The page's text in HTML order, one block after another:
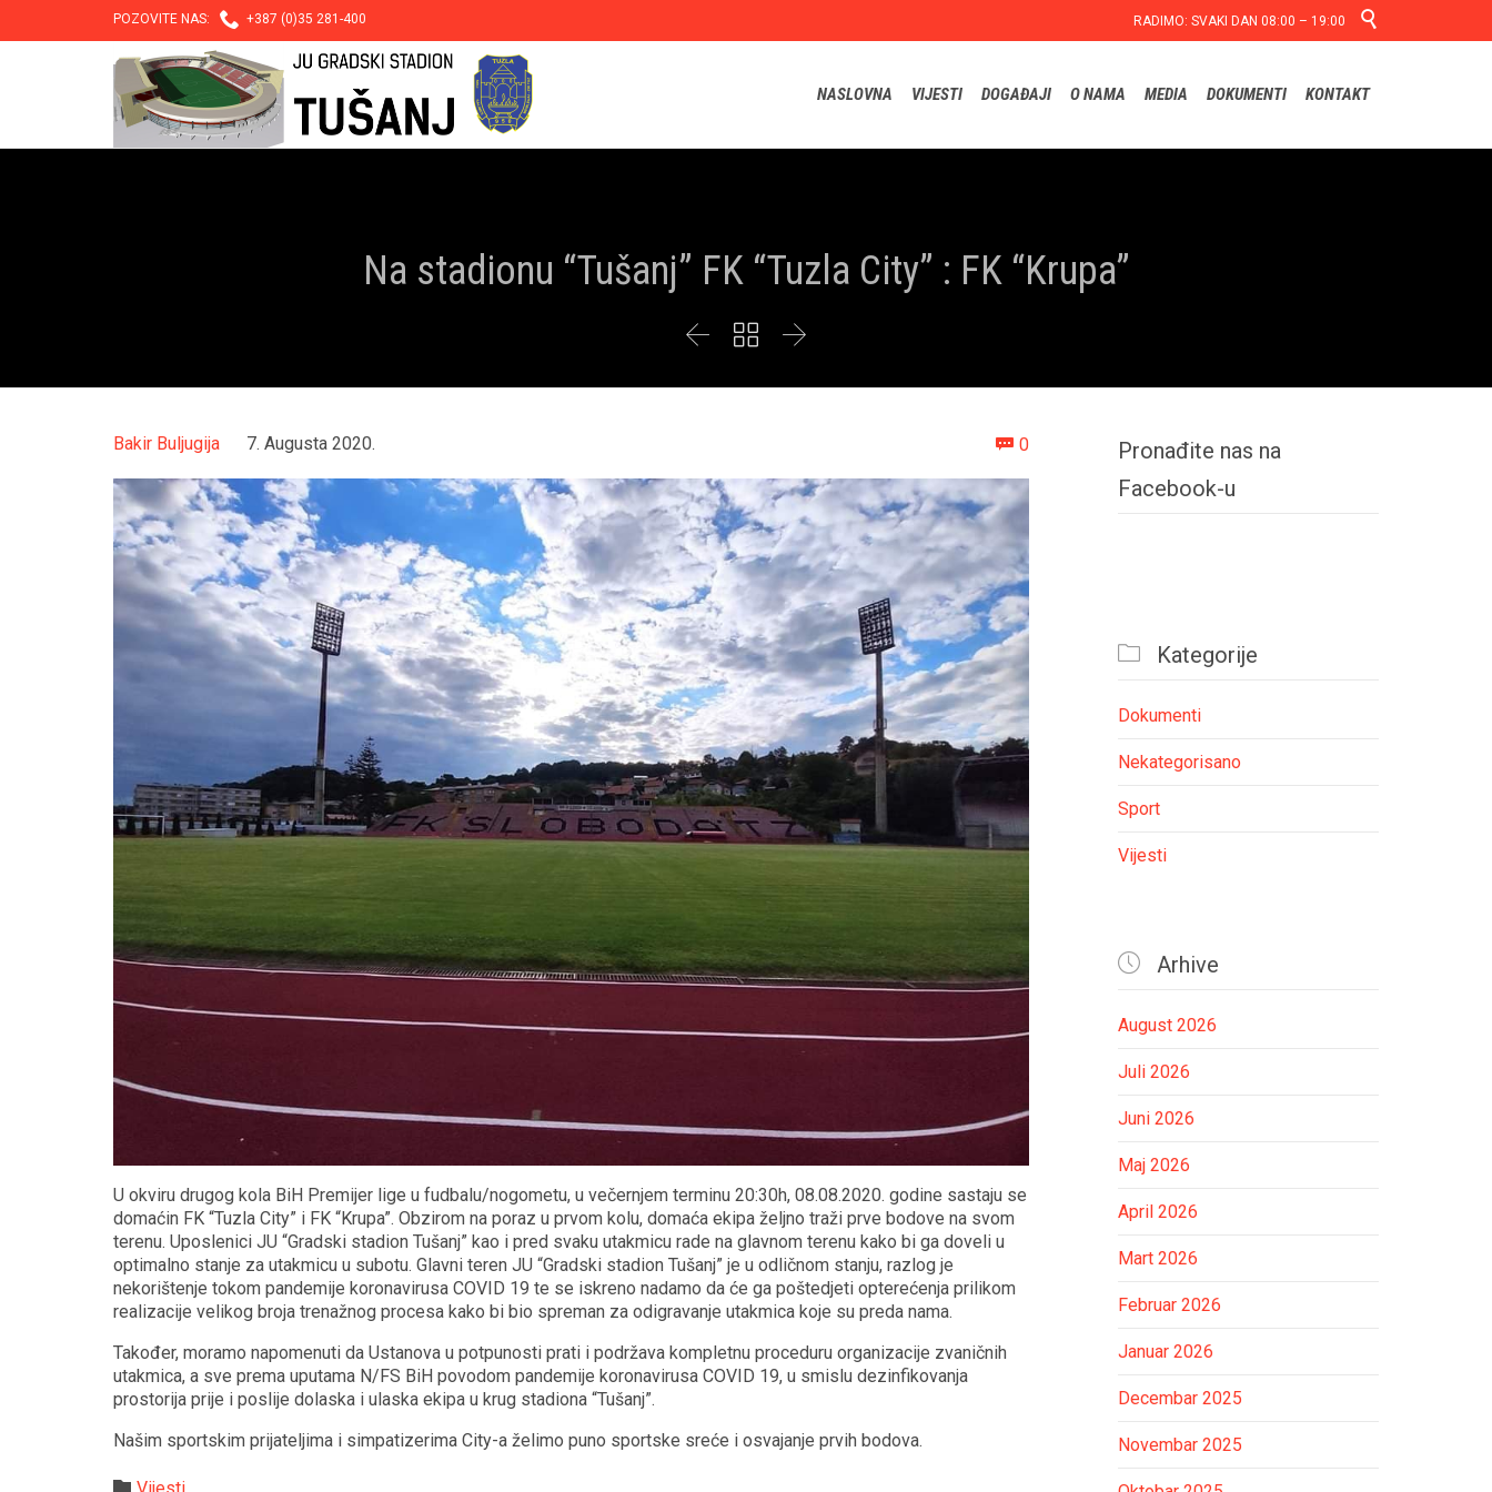
POZOVITE NAS:  +387 (0)35 281-400 RADIMO: SVAKI DAN 08:00 – 19:00 
NASLOVNA VIJESTI DOGAĐAJI O NAMA MEDIA DOKUMENTI KONTAKT
Na stadionu “Tušanj” FK “Tuzla City” : FK “Krupa”
  
Bakir Buljugija 7. Augusta 2020.  0Comments
U okviru drugog kola BiH Premijer lige u fudbalu/nogometu, u večernjem terminu 20:30h, 08.08.2020. godine sastaju se
domaćin FK “Tuzla City” i FK “Krupa”. Obzirom na poraz u prvom kolu, domaća ekipa željno traži prve bodove na svom
terenu. Uposlenici JU “Gradski stadion Tušanj” kao i pred svaku utakmicu rade na glavnom terenu kako bi ga doveli u
optimalno stanje za utakmicu u subotu. Glavni teren JU “Gradski stadion Tušanj” je u odličnom stanju, razlog je
nekorištenje tokom pandemije koronavirusa COVID 19 te se iskreno nadamo da će ga poštedjeti opterećenja prilikom
realizacije velikog broja trenažnog procesa kako bi bio spreman za odigravanje utakmica koje su preda nama.
Također, moramo napomenuti da Ustanova u potpunosti prati i podržava kompletnu proceduru organizacije zvaničnih
utakmica, a sve prema uputama N/FS BiH povodom pandemije koronavirusa COVID 19, u smislu dezinfikovanja
prostorija prije i poslije dolaska i ulaska ekipa u krug stadiona “Tušanj”.
Našim sportskim prijateljima i simpatizerima City-a želimo puno sportske sreće i osvajanje prvih bodova.
 Category
Pronađite nas na
Facebook-u
 Kategorije
Dokumenti
Nekategorisano
Sport
Vijesti
 Arhive
August 2026
Juli 2026
Juni 2026
Maj 2026
April 2026
Mart 2026
Februar 2026
Januar 2026
Decembar 2025
Novembar 2025